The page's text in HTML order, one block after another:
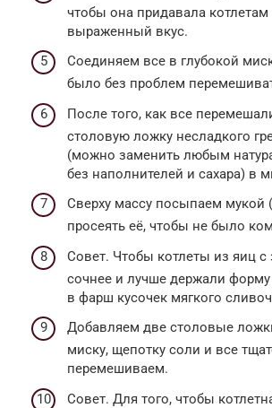
чтобы она придавала котлетам
выраженный вкус.
Соединяем все в глубокой
было без проблем
После того, как все
столовую ложку несладкого
(можно заменить любым
без наполнителей и сахара) в
Сверху массу посыпаем мукой
просеять её, чтобы не было
Совет. Чтобы котлеты из яиц
сочнее и лучше держали
в фарш кусочек мягкого
Добавляем две столовые
миску, щепотку соли и все
перемешиваем.
Совет. Для того, чтобы